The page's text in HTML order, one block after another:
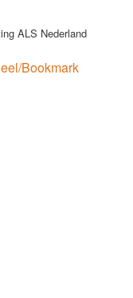
ALS Nederland
Bookmark